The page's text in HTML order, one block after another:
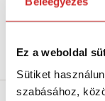
Ez a weboldal
Sütiket
szabásához,
Teherbírás (kg):
Kosárba